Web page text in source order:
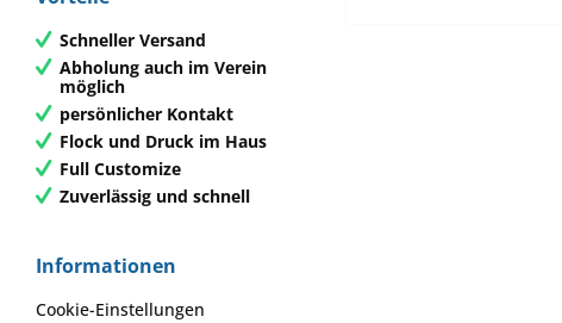
Schneller Versand
Abholung auch im Verein
möglich
persönlicher Kontakt
Flock und Druck im Haus
Full Customize
Zuverlässig und schnell
Informationen
Cookie-Einstellungen